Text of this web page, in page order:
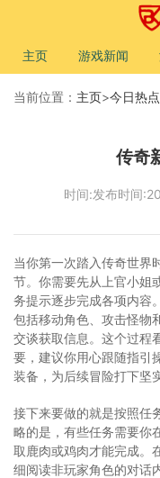
主页 游戏新闻
当前位置： 主页>今日热点
传奇
时间:发布时间
当你第一次踏入传奇世界
节。你需要先从上官小姐
务提示逐步完成各项内容
包括移动角色、攻击怪物
交谈获取信息。这个过程
要，建议你用心跟随指引
装备，为后续冒险打下坚
接下来要做的就是按照任
略的是，有些任务需要你
取鹿肉或鸡肉才能完成。
细阅读非玩家角色的对话